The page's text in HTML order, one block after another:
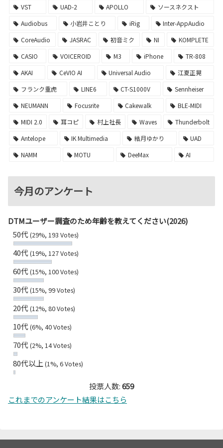
VST
UAD-2 APOLLO
ソースネクスト
Audiobus
小岩井ことり iRig
Inter-AppAudio
CoreAudio
JASRAC 初音ミク NI
KOMPLETE
CASIO
VOICEROID M3 iPhone
TR-808
AKAI
CeVIO AI Universal Audio
江夏正晃
フランク重虎
LINE6 CT-S1000V
Sennheiser
NEUMANN
Focusrite Cakewalk
BLE-MIDI
MIDI 2.0
耳コピ 村上社長 Waves
Thunderbolt
Antelope
IK Multimedia 結月ゆかり
UAD
NAMM
MOTU DeeMax AI
今月のアンケート
DTMユーザー調査のため年齢を教えてください(2026)
50代(29%, 193 Votes)
40代(19%, 127 Votes)
60代(15%, 100 Votes)
30代(15%, 99 Votes)
20代(12%, 80 Votes)
10代(6%, 40 Votes)
70代(2%, 14 Votes)
80代以上 (1%, 6 Votes)
投票人数:659
これまでのアンケート結果はこちら